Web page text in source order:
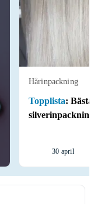
Hårinpackning
Topplista: Bästa
silverinpackning
30 april